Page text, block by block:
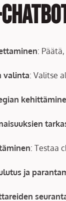
:
valinta: Valitse
: Testaa
ja